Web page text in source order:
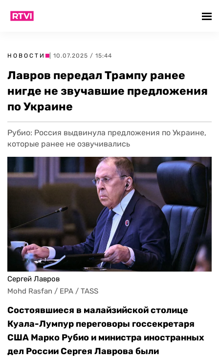
НОВОСТИ | 10.07.2025 / 15:44
Лавров передал Трампу ранее
нигде не звучавшие предложения
по Украине
Рубио: Россия выдвинула предложения по Украине,
которые ранее не озвучивались
Сергей Лавров
Mohd Rasfan / EPA / TASS
Состоявшиеся в малайзийской столице
Куала-Лумпур переговоры госсекретаря
США Марко Рубио и министра иностранных
дел России Сергея Лаврова были